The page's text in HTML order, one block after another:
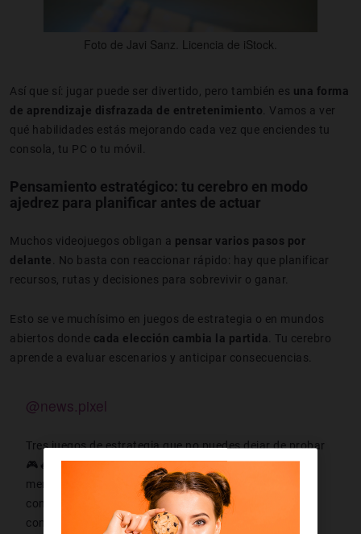
Foto de Javi Sanz. Licencia de iStock.
Así que sí: jugar puede ser divertido, pero también es una forma
de aprendizaje disfrazada de entretenimiento. Vamos a ver
qué habilidades estás mejorando cada vez que enciendes tu
consola, tu PC o tu móvil.
Pensamiento estratégico: tu cerebro en modo
ajedrez para p lanificar antes de actuar
Muchos videojuegos obligan a pensar varios pasos por
delante. No basta con reaccionar rápido: hay que planificar
recursos, rutas y decisiones para sobrevivir o ganar.
Esto se ve muchísimo en juegos de estrategia o en mundos
abiertos donde cada elección cambia la partida. Tu cerebro
aprende a evaluar escenarios y anticipar consecuencias.
@news.pixel
Tres juegos de estrategia que no puedes dejar de probar
🎮🔥 🛡️ Wartales: forma tu grupo y sobrevive como
mercenario. 💣 Comandos: piensa, sincroniza y ejecuta
con precisión. 😈 Dungeon Keeper: sé el villano y
construye tu propio infierno. ¿Team héroe o villano? 😏